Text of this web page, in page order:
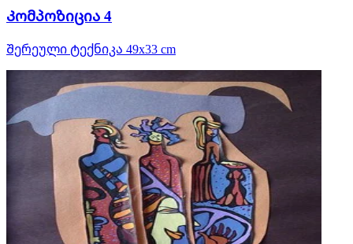
Კომპოზიცია 4
Შერეული ტექნიკა 49x33 cm